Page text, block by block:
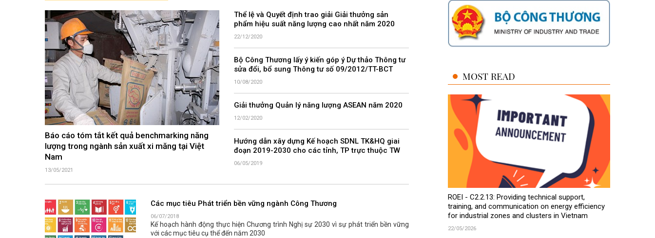
Báo cáo tóm tắt kết quả benchmarking năng
lượng trong ngành sản xuất xi măng tại Việt
Nam
13/05/2021
Thể lệ và Quyết định trao giải Giải thưởng sản
phẩm hiệu suất năng lượng cao nhất năm 2020
22/12/2020
Bộ Công Thương lấy ý kiến góp ý Dự thảo Thông tư
sửa đổi, bổ sung Thông tư số 09/2012/TT-BCT
10/08/2020
Giải thưởng Quản lý năng lượng ASEAN năm 2020
12/02/2020
Hướng dẫn xây dựng Kế hoạch SDNL TK&HQ giai
đoạn 2019-2030 cho các tỉnh, TP trực thuộc TW
06/05/2019
Các mục tiêu Phát triển bền vững ngành Công Thương
06/07/2018
Kế hoạch hành động thực hiện Chương trình Nghị sự 2030 vì sự phát triển bền vững
với các mục tiêu cụ thể đến năm 2030
MOST READ
ROEI - C2.2.13: Providing technical support,
training, and communication on energy efficiency
for industrial zones and clusters in Vietnam
22/05/2026